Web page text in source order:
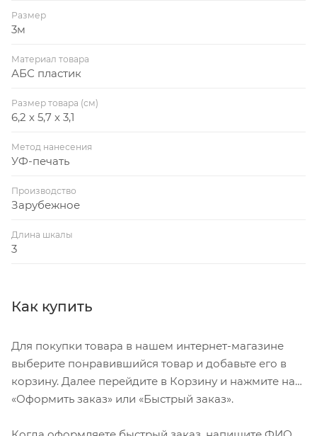
Размер
3м
Материал товара
АБС пластик
Размер товара (см)
6,2 х 5,7 х 3,1
Метод нанесения
УФ-печать
Производство
Зарубежное
Длина шкалы
3
Как купить
Для покупки товара в нашем интернет-магазине
выберите понравившийся товар и добавьте его в
корзину. Далее перейдите в Корзину и нажмите на
«Оформить заказ» или «Быстрый заказ».